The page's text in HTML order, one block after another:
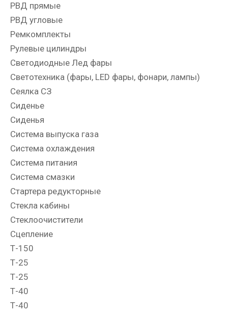
РВД прямые
РВД угловые
Ремкомплекты
Рулевые цилиндры
Светодиодные Лед фары
Светотехника (фары, LED фары, фонари, лампы)
Сеялка СЗ
Сиденье
Сиденья
Система выпуска газа
Система охлаждения
Система питания
Система смазки
Стартера редукторные
Стекла кабины
Стеклоочистители
Сцепление
Т-150
Т-25
Т-25
Т-40
Т-40